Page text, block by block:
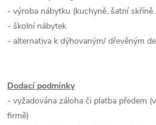
- výroba nábytku (kuchyně, šatní
- školní nábytek
- alternativa k dýhovaným/ dřevěným
Dodací podmínky
- vyžadována záloha či platba předem
firmě)